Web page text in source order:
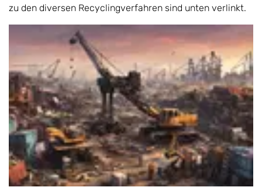
zu den diversen Recyclingverfahren sind unten verlinkt.